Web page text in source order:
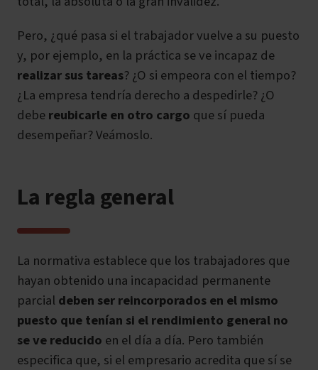
Pero, ¿qué pasa si el trabajador vuelve a su puesto
y, por ejemplo, en la práctica se ve incapaz de
realizar sus tareas? ¿O si empeora con el tiempo?
¿La empresa tendría derecho a despedirle? ¿O
debereubicarle en otro cargo que sí pueda
desempeñar? Veámoslo.
La regla general
La normativa establece que los trabajadores que
hayan obtenido una incapacidad permanente
parcial deben ser reincorporados en el mismo
puesto que tenían si el rendimiento general no
se ve reducido en el día a día. Pero también
especifica que, si el empresario acredita que sí se